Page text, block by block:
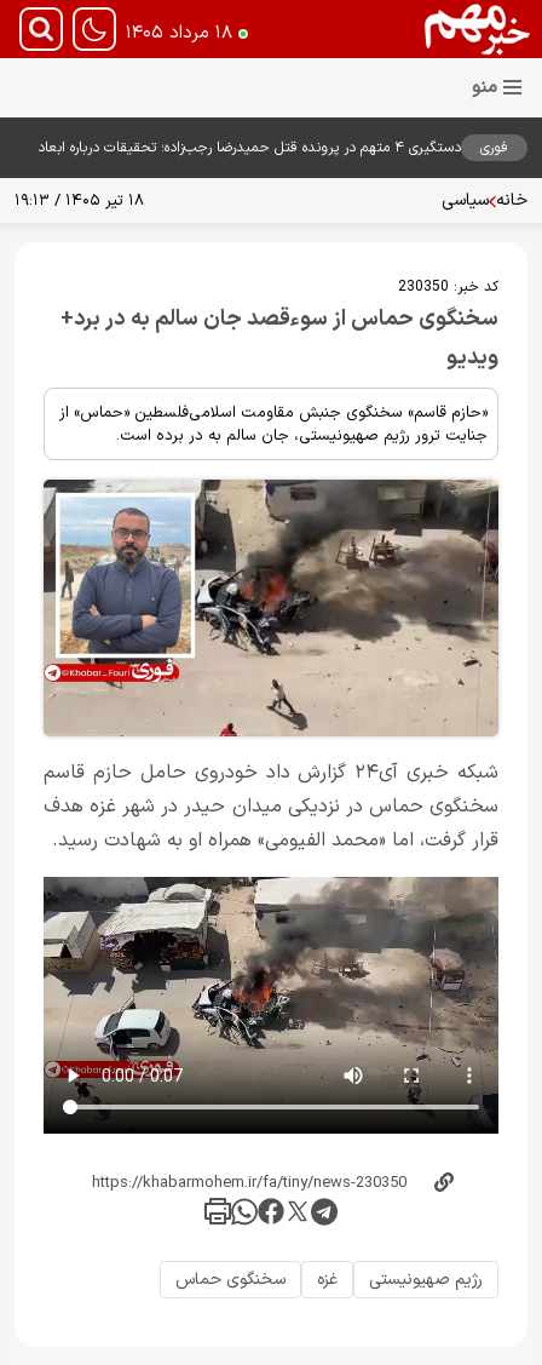
۱۸ مرداد ۱۴۰۵
فوری
دستگیری ۴ متهم در پرونده قتل حمیدرضا رجب‌زاده؛ تحقیقات درباره ابعاد
خانه سیاسی ۱۸ تیر ۱۴۰۵ / ۱۹:۱۳
کد خبر: 230350
سخنگوی حماس از سوءقصد جان سالم به در برد+
ویدیو
«حازم قاسم» سخنگوی جنبش مقاومت اسلامی‌فلسطین «حماس» از
جنایت ترور رژیم صهیونیستی، جان سالم به در برده است.
شبکه خبری آی‌۲۴ گزارش داد خودروی حامل حازم قاسم
سخنگوی حماس در نزدیکی میدان حیدر در شهر غزه هدف
قرار گرفت، اما «محمد الفیومی» همراه او به شهادت رسید.
رژیم صهیونیستی غزه سخنگوی حماس